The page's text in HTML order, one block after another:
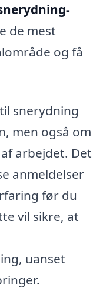
de mest
og få
snerydning
men også om
arbejdet. Det
anmeldelser
før du
vil sikre, at
uanset